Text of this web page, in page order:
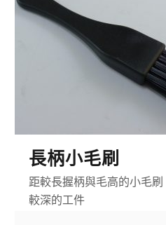
長柄小毛刷
距較長握柄與毛高的小毛
較深的工件